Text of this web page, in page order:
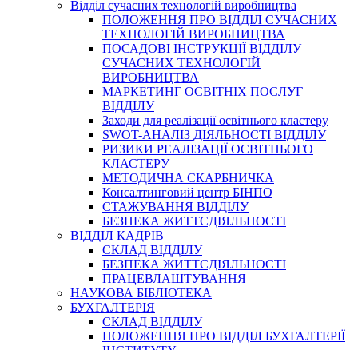
Відділ сучасних технологій виробництва
ПОЛОЖЕННЯ ПРО ВІДДІЛ СУЧАСНИХ
ТЕХНОЛОГІЙ ВИРОБНИЦТВА
ПОСАДОВІ ІНСТРУКЦІЇ ВІДДІЛУ
СУЧАСНИХ ТЕХНОЛОГІЙ
ВИРОБНИЦТВА
МАРКЕТИНГ ОСВІТНІХ ПОСЛУГ
ВІДДІЛУ
Заходи для реалізації освітнього кластеру
SWOT-АНАЛІЗ ДІЯЛЬНОСТІ ВІДДІЛУ
РИЗИКИ РЕАЛІЗАЦІЇ ОСВІТНЬОГО
КЛАСТЕРУ
МЕТОДИЧНА СКАРБНИЧКА
Консалтинговий центр БІНПО
СТАЖУВАННЯ ВІДДІЛУ
БЕЗПЕКА ЖИТТЄДІЯЛЬНОСТІ
ВІДДІЛ КАДРІВ
СКЛАД ВІДДІЛУ
БЕЗПЕКА ЖИТТЄДІЯЛЬНОСТІ
ПРАЦЕВЛАШТУВАННЯ
НАУКОВА БІБЛІОТЕКА
БУХГАЛТЕРІЯ
СКЛАД ВІДДІЛУ
ПОЛОЖЕННЯ ПРО ВІДДІЛ БУХГАЛТЕРІЇ